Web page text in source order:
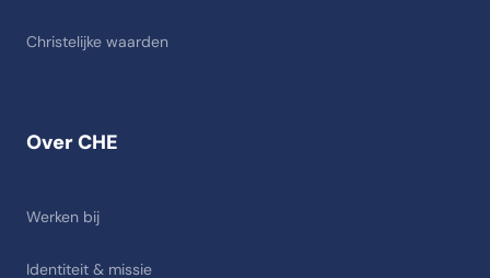
Over CHE
Werken bij
Identiteit & missie
Christelijke waarden